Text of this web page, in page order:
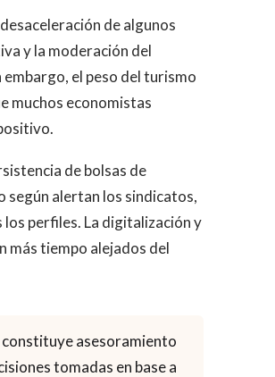
de algunos
y la moderación del
el peso del turismo
muchos economistas
de bolsas de
según alertan los sindicatos,
perfiles. La digitalización y
más tiempo alejados del
asesoramiento
tomadas en base a